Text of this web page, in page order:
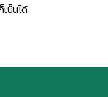
ป็นได้